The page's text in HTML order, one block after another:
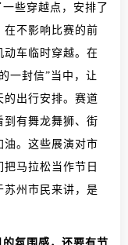
些穿越点，安排了
在不影响比赛的前
动车临时穿越。在
一封信”当中，让
的出行安排。赛道
到有舞龙舞狮、街
油。这些展演对市
马拉松当作节日
苏州市民来讲，是